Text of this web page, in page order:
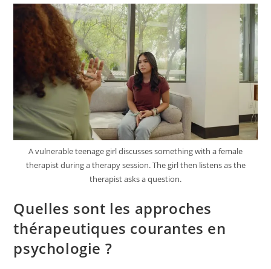
Les
Traumatismes
?
A vulnerable teenage girl discusses something with a female
therapist during a therapy session. The girl then listens as the
therapist asks a question.
Quelles sont les approches
thérapeutiques courantes en
psychologie ?